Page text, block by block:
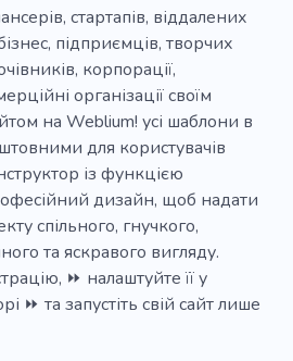
приміщення
офіс
в оренду
Банер
Родина
Системи живлення
Консалтинг
стартапів, віддалених
підприємців, творчих
корпорації,
організації своїм
на Weblium! усі шаблони в
для користувачів
із функцією
дизайн, щоб надати
спільного, гнучкого,
та яскравого вигляду.
⏩ налаштуйте її у
⏩ та запустіть свій сайт лише